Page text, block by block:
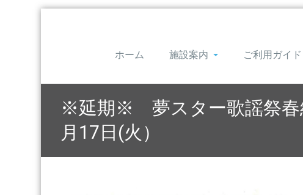
ホーム 施設案内 ご利用ガイド
※延期※ 夢スター歌謡祭春
月17日(火）